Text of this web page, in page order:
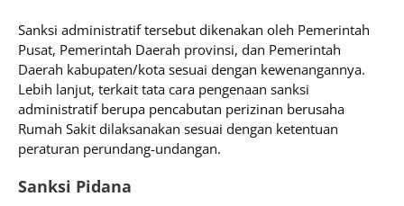
Sanksi administratif tersebut dikenakan oleh Pemerintah
Pusat, Pemerintah Daerah provinsi, dan Pemerintah
Daerah kabupaten/kota sesuai dengan kewenangannya.
Lebih lanjut, terkait tata cara pengenaan sanksi
administratif berupa pencabutan perizinan berusaha
Rumah Sakit dilaksanakan sesuai dengan ketentuan
peraturan perundang-undangan.
Sanksi Pidana